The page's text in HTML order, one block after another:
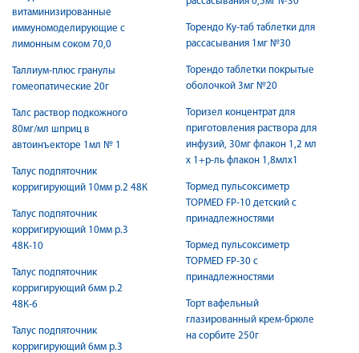
витаминизированные
иммуномоделирующие с
лимонным соком 70,0
Таллиум-плюс гранулы
гомеопатические 20г
Талс раствор подкожного
80мг/мл шприц в
автоинъекторе 1мл № 1
Талус подпяточник
корригирующий 10мм р.2 48К
Талус подпяточник
корригирующий 10мм р.3
48К-10
Талус подпяточник
корригирующий 6мм р.2
48К-6
Талус подпяточник
корригирующий 6мм р.3
Торендо Ку-таб таблетки для
рассасывания 1мг №30
Торендо таблетки покрытые
оболочкой 3мг №20
Торизел концентрат для
приготовления раствора для
инфузий, 30мг флакон 1,2 мл
х 1+р-ль флакон 1,8млх1
Тормед пульсоксиметр
TOPMED FP-10 детский с
принадлежностями
Тормед пульсоксиметр
TOPMED FP-30 с
принадлежностями
Торт вафельный
глазированный крем-брюле
на сорбите 250г